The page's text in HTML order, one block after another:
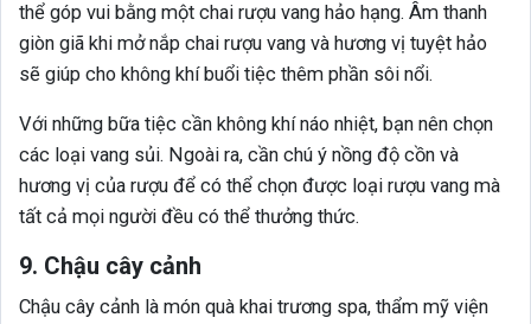
thể góp vui bằng một chai rượu vang hảo hạng. Âm thanh
giòn giã khi mở nắp chai rượu vang và hương vị tuyệt hảo
sẽ giúp cho không khí buổi tiệc thêm phần sôi nổi.
Với những bữa tiệc cần không khí náo nhiệt, bạn nên chọn
các loại vang sủi. Ngoài ra, cần chú ý nồng độ cồn và
hương vị của rượu để có thể chọn được loại rượu vang mà
tất cả mọi người đều có thể thưởng thức.
9. Chậu cây cảnh
Chậu cây cảnh là món quà khai trương spa, thẩm mỹ viện